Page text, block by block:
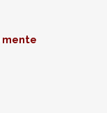
mente